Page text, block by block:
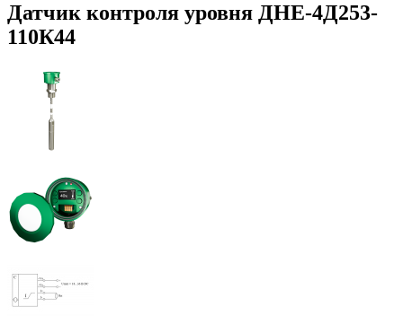
Датчик контроля уровня ДНЕ-4Д253-
110К44